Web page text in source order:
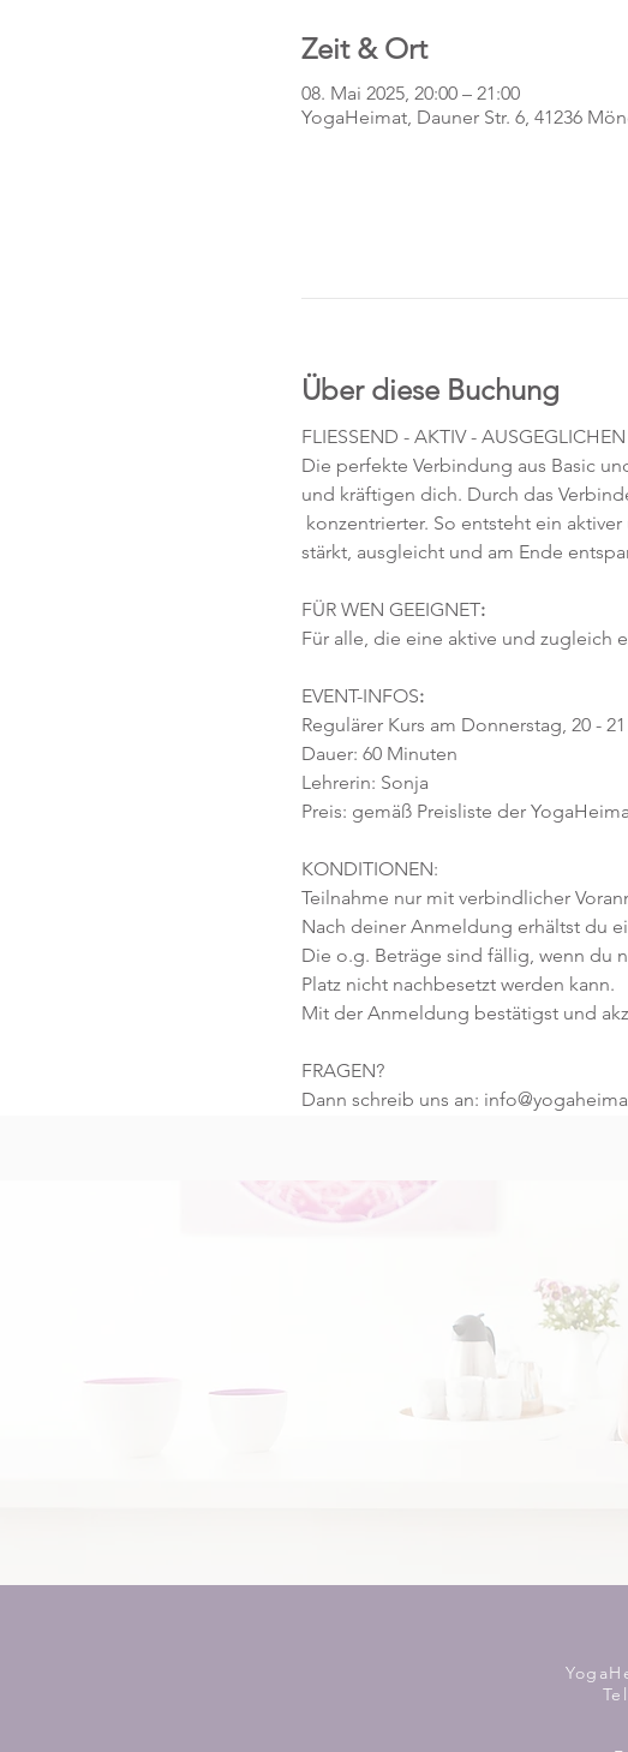
Zeit & Ort
08. Mai 2025, 20:00 – 21:00
YogaHeimat, Dauner Str. 6, 41236
Über diese Buchung
FLIESSEND - AKTIV - AUSGEGLICHEN
Die perfekte Verbindung aus Basic
und kräftigen dich. Durch das
konzentrierter. So entsteht ein
stärkt, ausgleicht und am Ende
FÜR WEN GEEIGNET:
Für alle, die eine aktive und zugleich
EVENT-INFOS:
Regulärer Kurs am Donnerstag, 20 -
Dauer: 60 Minuten
Lehrerin: Sonja
Preis: gemäß Preisliste der
KONDITIONEN:
Teilnahme nur mit verbindlicher
Nach deiner Anmeldung erhältst du
Die o.g. Beträge sind fällig, wenn du
Platz nicht nachbesetzt werden kann.
Mit der Anmeldung bestätigst und
FRAGEN?
Dann schreib uns an: